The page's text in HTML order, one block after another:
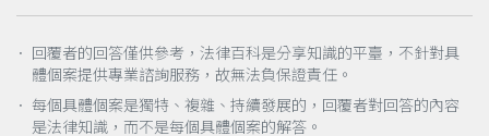
． 回覆者的回答僅供參考，法律百科是分享知識的平臺，不針對具
體個案提供專業諮詢服務，故無法負保證責任。
． 每個具體個案是獨特、複雜、持續發展的，回覆者對回答的內容
是法律知識，而不是每個具體個案的解答。